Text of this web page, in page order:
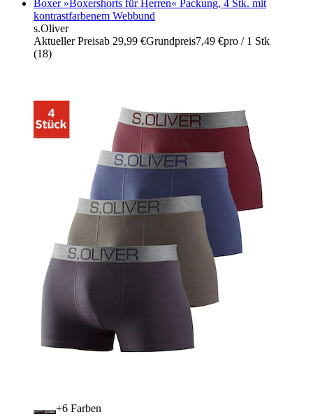
Boxer »Boxershorts für Herren« Packung, 4 Stk. mit
kontrastfarbenem Webbund
s.Oliver
Aktueller Preisab 29,99 €Grundpreis7,49 €pro / 1 Stk
(18)
+
Farben